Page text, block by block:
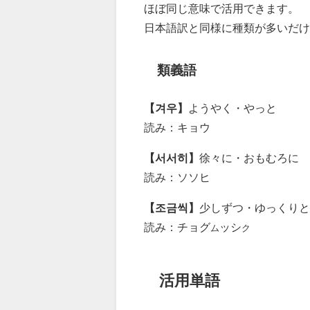
ほぼ同じ意味で活用できます。
日本語訳と同様に種類が多いだ
類義語
【겨우】
ようやく・やっと
読み：キョウ
【서서히】 徐々に・おもむろに
読み：ソソヒ
【조금씩】 少しずつ・ゆっくりと
読み：チョグム ッシク
活用単語